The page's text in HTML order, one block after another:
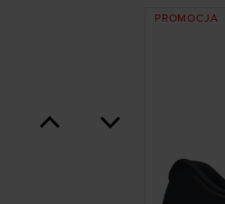
PROMOCJA
< >